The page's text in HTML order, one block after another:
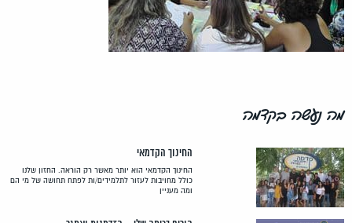
מה נעשה בקדמה
החינוך הקדמאי
החינוך הקדמאי הוא יותר מאשר רק הוראה. החזון שלנו
כולל מחויבות לעזור לתלמידים/ות לפתח תחושה של מי הם
ומה מעניין